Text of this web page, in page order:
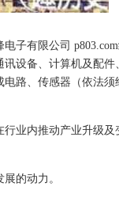
子有限公司
设备、计算机及配
路、传感器（依法
业内推动产业升级
的动力。